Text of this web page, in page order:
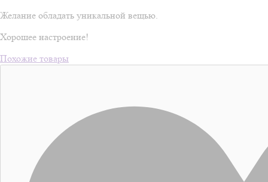
Желание обладать уникальной вещью.
Хорошее настроение!
Похожие товары